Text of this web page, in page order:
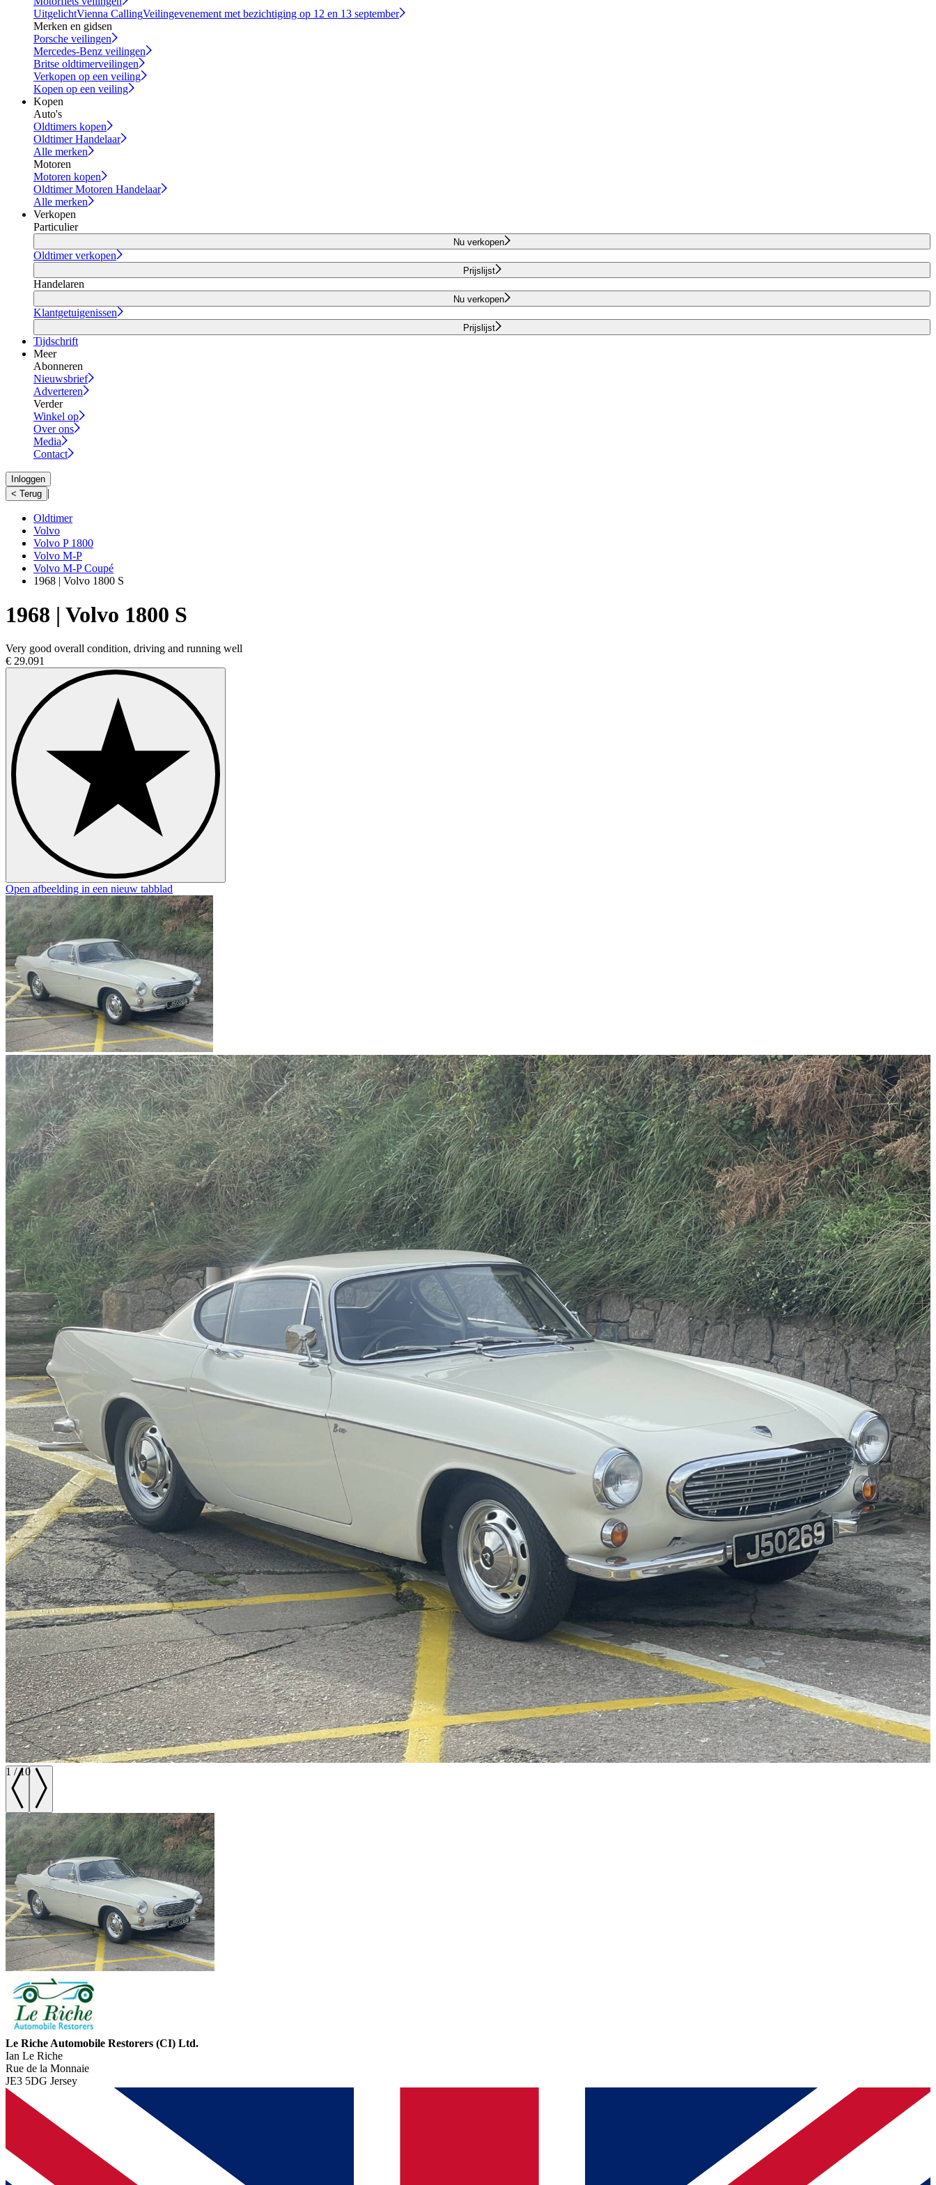
UitgelichtVienna CallingVeilingevenement met bezichtiging op 12 en 13 september
Merken en gidsen
Porsche veilingen
Mercedes-Benz veilingen
Britse oldtimerveilingen
Verkopen op een veiling
Kopen op een veiling
Kopen
Auto's
Oldtimers kopen
Oldtimer Handelaar
Alle merken
Motoren
Motoren kopen
Oldtimer Motoren Handelaar
Alle merken
Verkopen
Particulier
Nu verkopen
Oldtimer verkopen
Prijslijst
Handelaren
Nu verkopen
Klantgetuigenissen
Prijslijst
Tijdschrift
Meer
Abonneren
Nieuwsbrief
Adverteren
Verder
Winkel op
Over ons
Media
Contact
Inloggen
< Terug |
Oldtimer
Volvo
Volvo P 1800
Volvo M-P
Volvo M-P Coupé
1968 | Volvo 1800 S
1968 | Volvo 1800 S
Very good overall condition, driving and running well
€ 29.091
Open afbeelding in een nieuw tabblad
1 /10
Le Riche Automobile Restorers (CI) Ltd.
Ian Le Riche
Rue de la Monnaie
JE3 5DG Jersey